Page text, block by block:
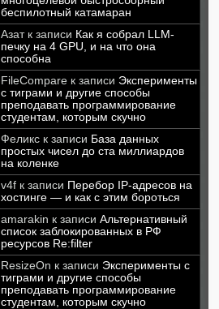
беспилотный катамаран
Азатк записи Как я собрал LLM-
печку на 4 GPU, и на что она
способна
FileCompare к записи Эксперименты
с тиграми и другие способы
преподавать программирование
студентам, которым скучно
Феликс к записи База данных
простых чисел до ста миллиардов
на коленке
v4f к записи Перебор IP-адресов на
хостинге — и как с этим бороться
amarakin к записи Альтернативный
список заблокированных в РФ
ресурсов Re:filter
ResizeOn к записи Эксперименты с
тиграми и другие способы
преподавать программирование
студентам, которым скучно